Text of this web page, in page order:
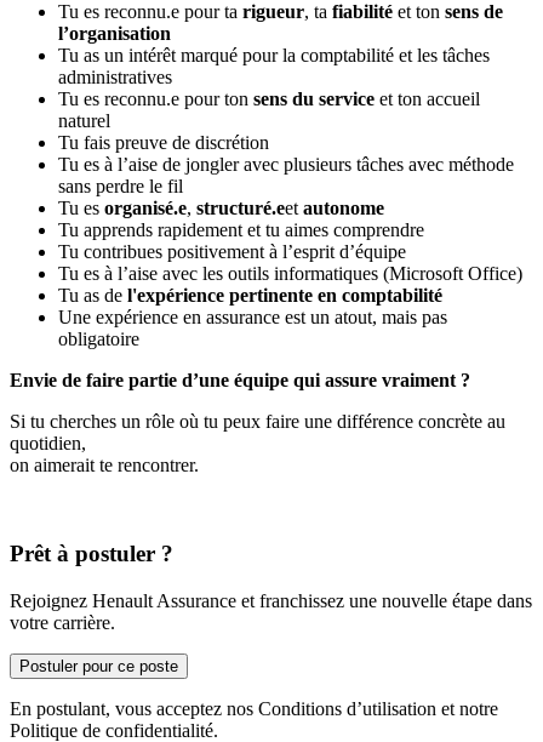
Tu es reconnu.e pour ta rigueur, ta fiabilité et ton sens de
l’organisation
Tu as un intérêt marqué pour la comptabilité et les tâches
administratives
Tu es reconnu.e pour ton sens du service et ton accueil
naturel
Tu fais preuve de discrétion
Tu es à l’aise de jongler avec plusieurs tâches avec méthode
sans perdre le fil
Tu es organisé.e, structuré.eetautonome
Tu apprends rapidement et tu aimes comprendre
Tu contribues positivement à l’esprit d’équipe
Tu es à l’aise avec les outils informatiques (Microsoft Office)
Tu as de l'expérience pertinente en comptabilité
Une expérience en assurance est un atout, mais pas
obligatoire
Envie de faire partie d’une équipe qui assure vraiment ?
Si tu cherches un rôle où tu peux faire une différence concrète au
quotidien,
on aimerait te rencontrer.
Prêt à postuler ?
Rejoignez Henault Assurance et franchissez une nouvelle étape dans
votre carrière.
Postuler pour ce poste
En postulant, vous acceptez nos Conditions d’utilisation et notre
Politique de confidentialité.